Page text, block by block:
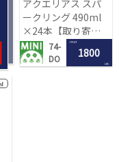
アクエリアス スパ
ークリング 490ml
×24本【取り寄せ
入荷後次第発送】
74-
DO
1 PLAY
1800
LRC